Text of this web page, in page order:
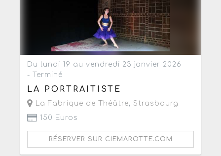
Du lundi 19 au vendredi 23 janvier 2026
- Terminé
LA PORTRAITISTE
La Fabrique de Théâtre, Strasbourg
150 Euros
RÉSERVER SUR CIEMAROTTE.COM